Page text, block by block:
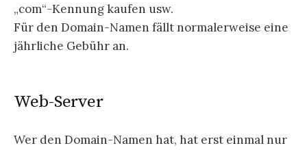
„com“-Kennung kaufen usw.
Für den Domain-Namen fällt normalerweise eine
jährliche Gebühr an.
Web-Server
Wer den Domain-Namen hat, hat erst einmal nur